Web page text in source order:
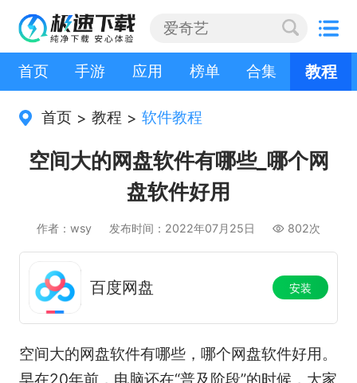
首页 手游 应用 榜单 合集 教程
首页 > 教程 > 软件教程
空间大的网盘软件有哪些_哪个网
盘软件好用
作者：wsy 发布时间：2022年07月25日 802次
百度网盘 安装
空间大的网盘软件有哪些，哪个网盘软件好用。
早在20年前，电脑还在“普及阶段”的时候，大家